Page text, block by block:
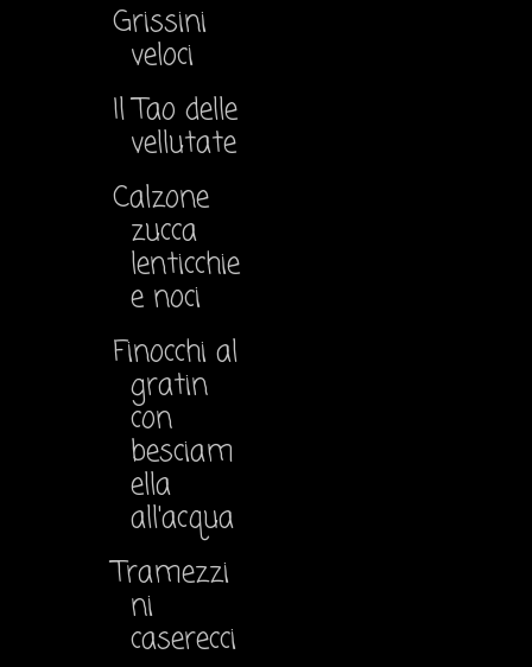
Grissini
veloci
Il Tao delle
vellutate
Calzone
zucca
lenticchie
e noci
Finocchi al
gratin
con
besciam
ella
all'acqua
Tramezzi
ni
caserecci